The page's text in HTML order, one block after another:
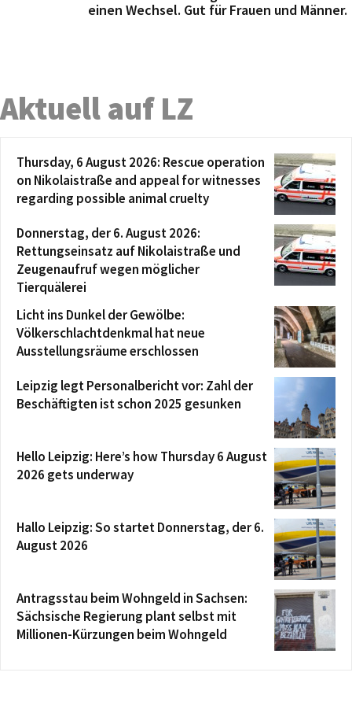
einen Wechsel. Gut für Frauen und Männer.
Aktuell auf LZ
Thursday, 6 August 2026: Rescue operation
on Nikolaistraße and appeal for witnesses
regarding possible animal cruelty
Donnerstag, der 6. August 2026:
Rettungseinsatz auf Nikolaistraße und
Zeugenaufruf wegen möglicher
Tierquälerei
Licht ins Dunkel der Gewölbe:
Völkerschlachtdenkmal hat neue
Ausstellungsräume erschlossen
Leipzig legt Personalbericht vor: Zahl der
Beschäftigten ist schon 2025 gesunken
Hello Leipzig: Here’s how Thursday 6 August
2026 gets underway
Hallo Leipzig: So startet Donnerstag, der 6.
August 2026
Antragsstau beim Wohngeld in Sachsen:
Sächsische Regierung plant selbst mit
Millionen-Kürzungen beim Wohngeld